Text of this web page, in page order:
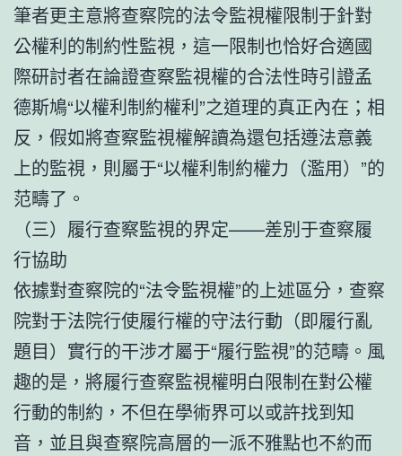
筆者更主意將查察院的法令監視權限制于針對
公權利的制約性監視，這一限制也恰好合適國
際研討者在論證查察監視權的合法性時引證孟
德斯鳩“以權利制約權利”之道理的真正內在；相
反，假如將查察監視權解讀為還包括遵法意義
上的監視，則屬于“以權利制約權力（濫用）”的
范疇了。
（三）履行查察監視的界定——差別于查察履
行協助
依據對查察院的“法令監視權”的上述區分，查察
院對于法院行使履行權的守法行動（即履行亂
題目）實行的干涉才屬于“履行監視”的范疇。風
趣的是，將履行查察監視權明白限制在對公權
行動的制約，不但在學術界可以或許找到知
音，並且與查察院高層的一派不雅點也不約而